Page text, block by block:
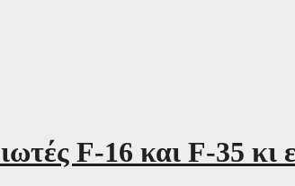
F-16 και F-35 κι